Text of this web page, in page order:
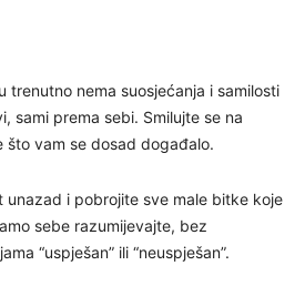
trenutno nema suosjećanja i samilosti
sami prema sebi. Smilujte se na
što vam se dosad događalo.
unazad i pobrojite sve male bitke koje
sebe razumijevajte, bez
“uspješan” ili “neuspješan”.